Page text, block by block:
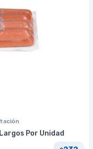
Por Unidad